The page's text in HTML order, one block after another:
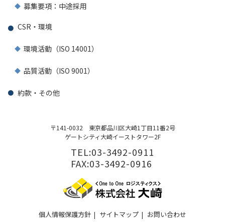
〒141-0032 東京都品川区大崎1丁目11番2号
ゲートシティ大崎イーストタワー2F
TEL:03-3492-0911
FAX:03-3492-0916
募集要項：中途採用
CSR・環境
環境活動（ISO 14001）
品質活動（ISO 9001）
約款・その他
個人情報保護方針 | サイトマップ | お問い合わせ